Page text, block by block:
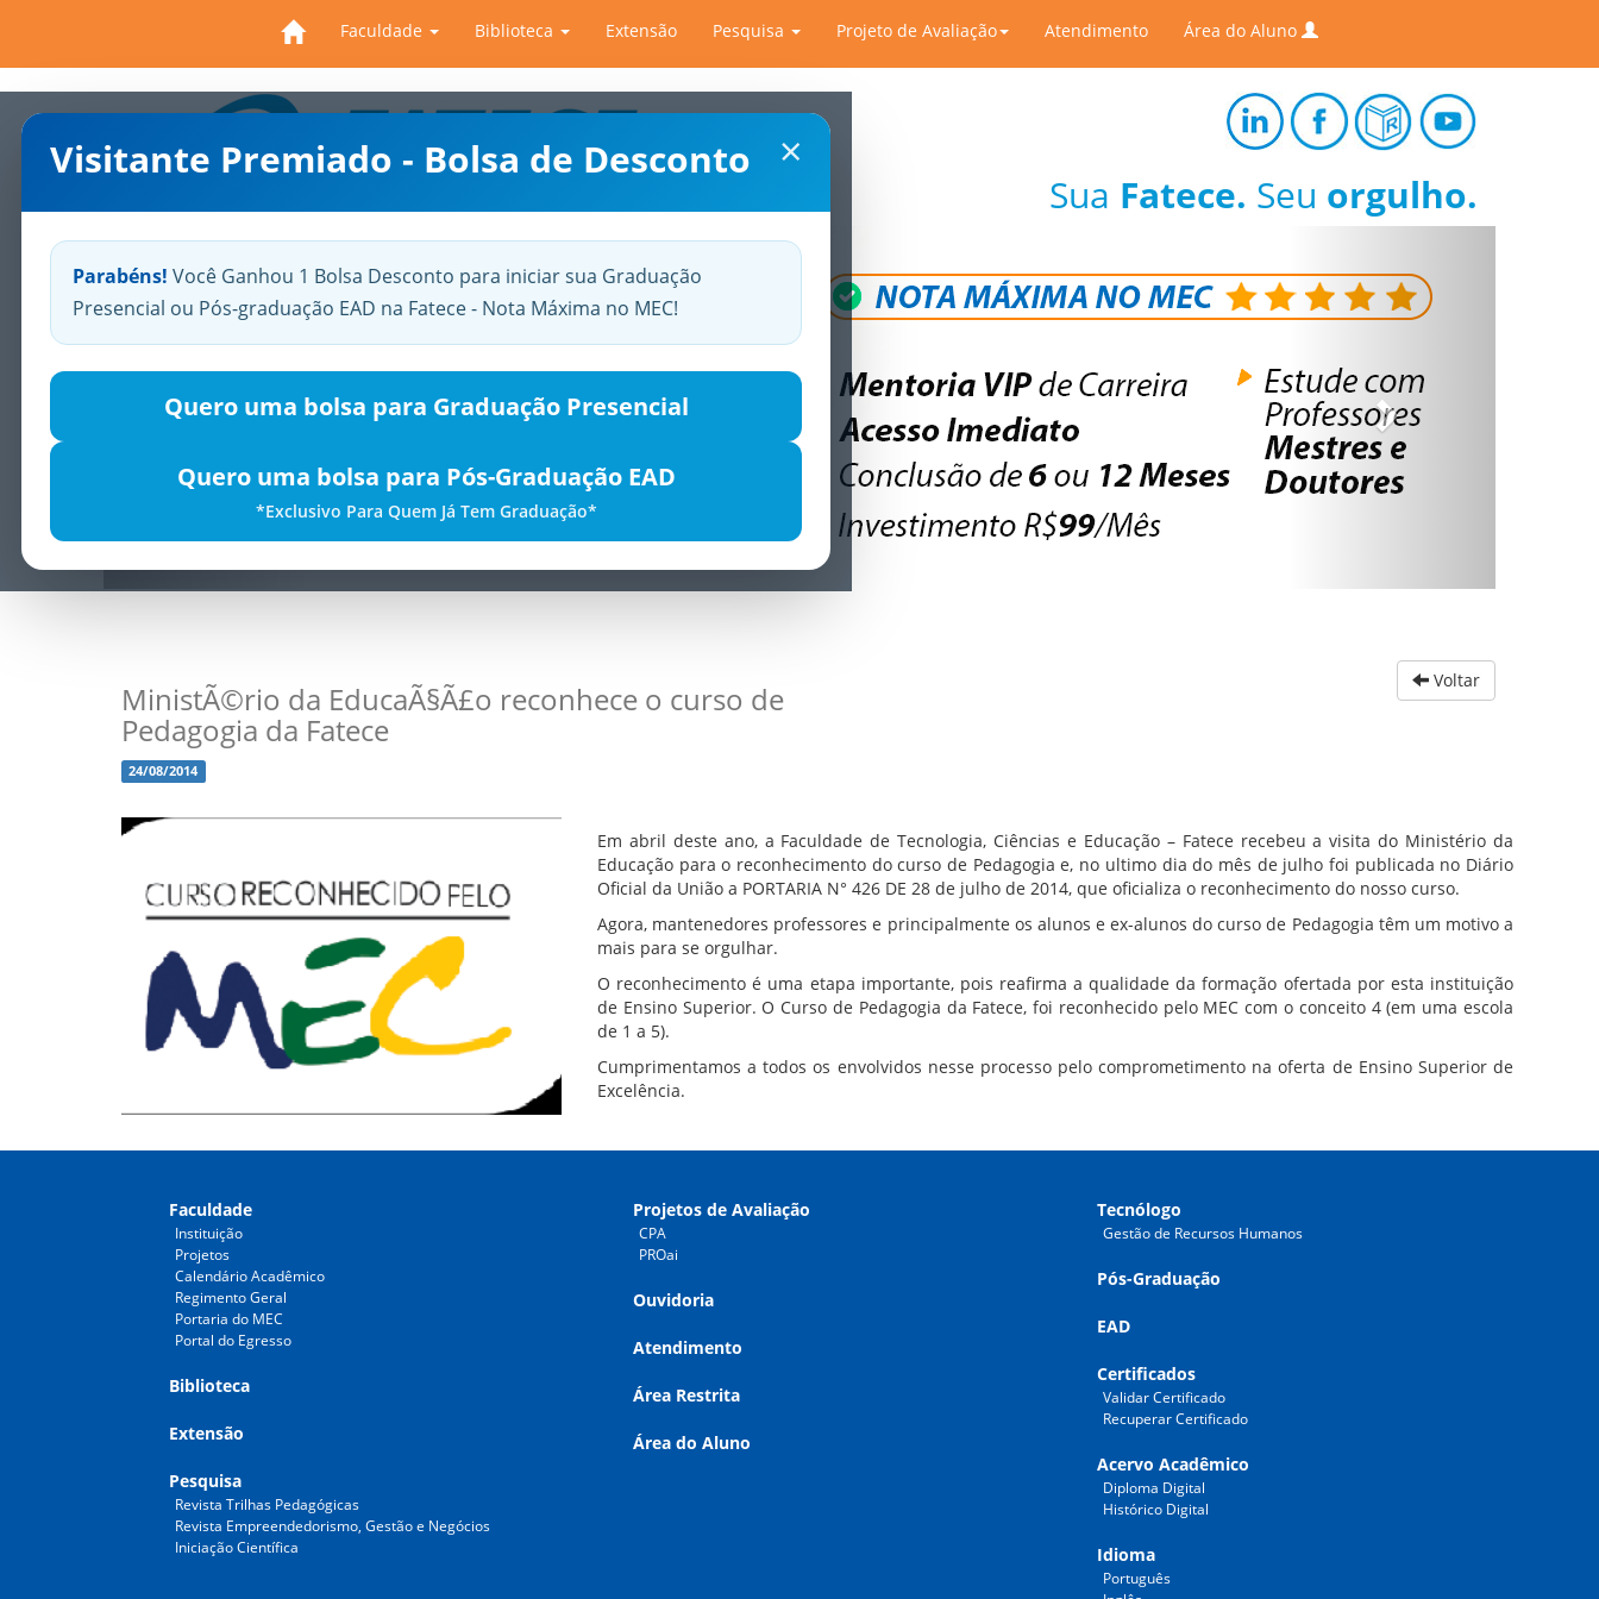
Faculdade Biblioteca Extensão Pesquisa Projeto de Avaliação Atendimento Área do Aluno
×
Visitante Premiado - Bolsa de Desconto
Parabéns! Você Ganhou 1 Bolsa Desconto para iniciar sua Graduação
Presencial ou Pós-graduação EAD na Fatece - Nota Máxima no MEC!
Quero uma bolsa para Graduação Presencial
Quero uma bolsa para Pós-Graduação EAD
*Exclusivo Para Quem Já Tem Graduação*
Sua Fatece. Seu orgulho.
Previous
MinistÃ©rio da EducaÃ§Ã£o reconhece o curso de
Pedagogia da Fatece
24/08/2014
Voltar
Em abril deste ano, a Faculdade de Tecnologia, Ciências e Educação – Fatece recebeu a visita do Ministério da
Educação para o reconhecimento do curso de Pedagogia e, no ultimo dia do mês de julho foi publicada no Diário
Oficial da União a PORTARIA N° 426 DE 28 de julho de 2014, que oficializa o reconhecimento do nosso curso.
Agora, mantenedores professores e principalmente os alunos e ex-alunos do curso de Pedagogia têm um motivo a
mais para se orgulhar.
O reconhecimento é uma etapa importante, pois reafirma a qualidade da formação ofertada por esta instituição
de Ensino Superior. O Curso de Pedagogia da Fatece, foi reconhecido pelo MEC com o conceito 4 (em uma escola
de 1 a 5).
Cumprimentamos a todos os envolvidos nesse processo pelo comprometimento na oferta de Ensino Superior de
Excelência.
Faculdade
Instituição
Projetos
Calendário Acadêmico
Regimento Geral
Portaria do MEC
Portal do Egresso
Biblioteca
Extensão
Pesquisa
Revista Trilhas Pedagógicas
Revista Empreendedorismo, Gestão e Negócios
Iniciação Científica
Projetos de Avaliação
CPA
PROai
Ouvidoria
Atendimento
Área Restrita
Área do Aluno
Tecnólogo
Gestão de Recursos Humanos
Pós-Graduação
EAD
Certificados
Validar Certificado
Recuperar Certificado
Acervo Acadêmico
Diploma Digital
Histórico Digital
Idioma
Português